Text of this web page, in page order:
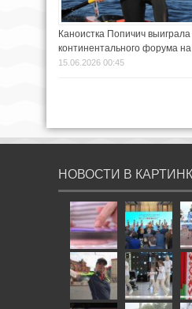
Каноистка Попичич
континентального форума
15.06.2026 00:45
НОВОСТИ В